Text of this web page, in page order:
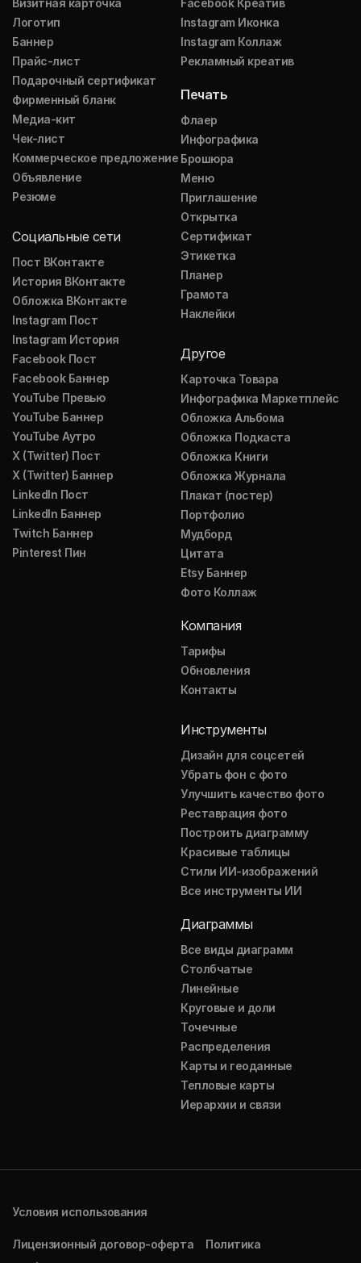
Визитная карточка
Логотип
Баннер
Прайс-лист
Подарочный сертификат
Фирменный бланк
Медиа-кит
Чек-лист
Коммерческое предложение
Объявление
Резюме
Социальные сети
Пост ВКонтакте
История ВКонтакте
Обложка ВКонтакте
Instagram Пост
Instagram История
Facebook Пост
Facebook Баннер
YouTube Превью
YouTube Баннер
YouTube Аутро
X (Twitter) Пост
X (Twitter) Баннер
LinkedIn Пост
LinkedIn Баннер
Twitch Баннер
Pinterest Пин
Facebook Креатив
Instagram Иконка
Instagram Коллаж
Рекламный креатив
Печать
Флаер
Инфографика
Брошюра
Меню
Приглашение
Открытка
Сертификат
Этикетка
Планер
Грамота
Наклейки
Другое
Карточка Товара
Инфографика Маркетплейс
Обложка Альбома
Обложка Подкаста
Обложка Книги
Обложка Журнала
Плакат (постер)
Портфолио
Мудборд
Цитата
Etsy Баннер
Фото Коллаж
Компания
Тарифы
Обновления
Контакты
Инструменты
Дизайн для соцсетей
Убрать фон с фото
Улучшить качество фото
Реставрация фото
Построить диаграмму
Красивые таблицы
Стили ИИ-изображений
Все инструменты ИИ
Диаграммы
Все виды диаграмм
Столбчатые
Линейные
Круговые и доли
Точечные
Распределения
Карты и геоданные
Тепловые карты
Иерархии и связи
Условия использования
Лицензионный договор-оферта
Политика